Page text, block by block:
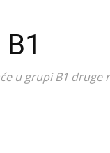
u grupi B1 druge